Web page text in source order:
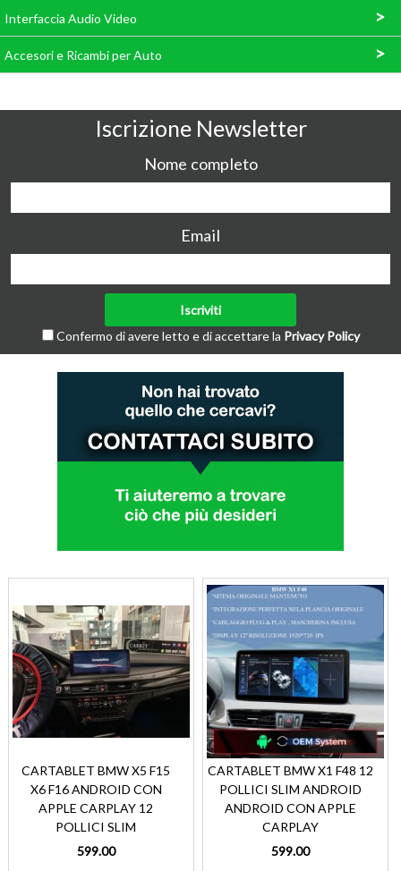
Interfaccia Audio Video >
Accesori e Ricambi per Auto >
Iscrizione Newsletter
Nome completo
Email
Confermo di avere letto e di accettare la Privacy Policy
CARTABLET BMW X5 F15
X6 F16 ANDROID CON
APPLE CARPLAY 12
POLLICI SLIM
599.00
CARTABLET BMW X1 F48 12
POLLICI SLIM ANDROID
ANDROID CON APPLE
CARPLAY
599.00